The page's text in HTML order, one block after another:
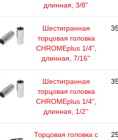
длинная, 3/8''
Шестигранная
торцовая головка
CHROMEplus 1/4",
длинная, 7/16''
Шестигранная
торцовая головка
CHROMEplus 1/4",
длинная, 1/2''
Торцовая головка с